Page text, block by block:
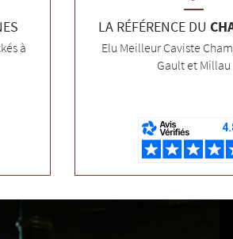
à
LA RÉFÉRENCE DU
Elu Meilleur Caviste
Gault et Millau